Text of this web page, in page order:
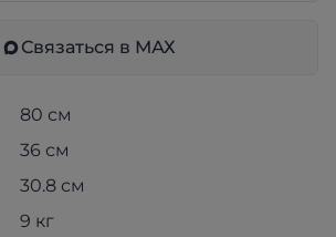
Связаться в МАХ
80 см
36 см
30.8 см
9 кг